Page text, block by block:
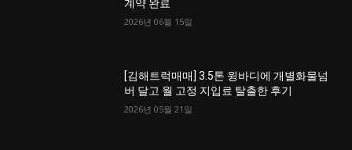
계약 완료
2026년 06월 15일
[김해트럭매매] 3.5톤 윙바디에 개별화물넘
버 달고 월 고정 지입료 탈출한 후기
2026년 05월 21일